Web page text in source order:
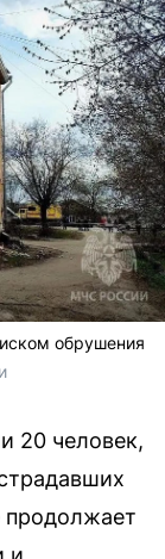
обрушения
20 человек,
продолжает